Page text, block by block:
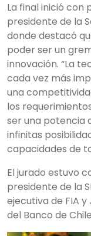
La final inició con
presidente de la
donde destacó
poder ser un
innovación. “La
cada vez más
una
los
ser una potencia
infinitas
capacidades de
El jurado estuvo
presidente de la
ejecutiva de FIA
del Banco de